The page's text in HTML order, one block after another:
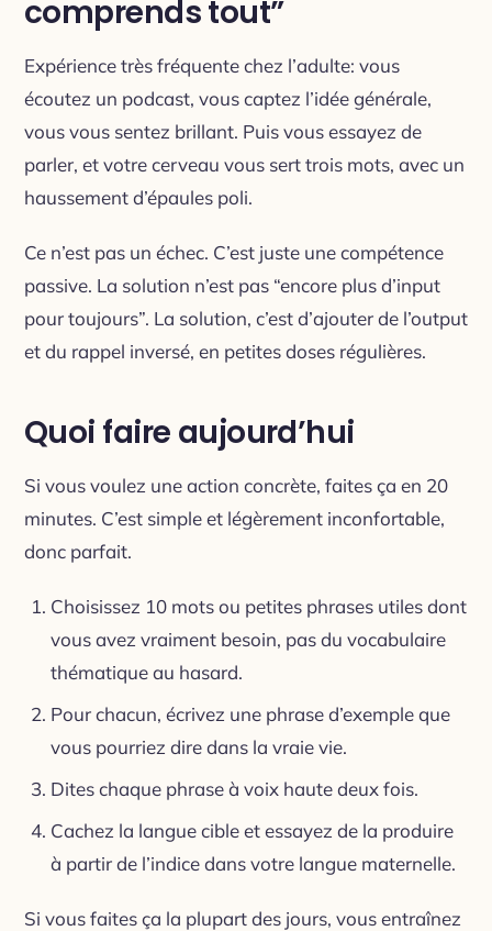
comprends tout”
Expérience très fréquente chez l’adulte: vous
écoutez un podcast, vous captez l’idée générale,
vous vous sentez brillant. Puis vous essayez de
parler, et votre cerveau vous sert trois mots, avec un
haussement d’épaules poli.
Ce n’est pas un échec. C’est juste une compétence
passive. La solution n’est pas “encore plus d’input
pour toujours”. La solution, c’est d’ajouter de l’output
et du rappel inversé, en petites doses régulières.
Quoi faire aujourd’hui
Si vous voulez une action concrète, faites ça en 20
minutes. C’est simple et légèrement inconfortable,
donc parfait.
Choisissez 10 mots ou petites phrases utiles dont
vous avez vraiment besoin, pas du vocabulaire
thématique au hasard.
Pour chacun, écrivez une phrase d’exemple que
vous pourriez dire dans la vraie vie.
Dites chaque phrase à voix haute deux fois.
Cachez la langue cible et essayez de la produire
à partir de l’indice dans votre langue maternelle.
Si vous faites ça la plupart des jours, vous entraînez